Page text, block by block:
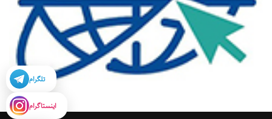
تلگرام
اینستاگرام